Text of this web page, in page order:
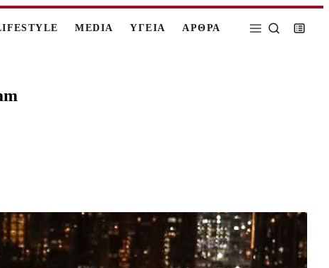
MEDIA ΥΓΕΙΑ ΑΡΘΡΑ